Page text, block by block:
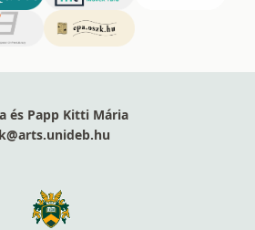
és Papp Kitti Mária